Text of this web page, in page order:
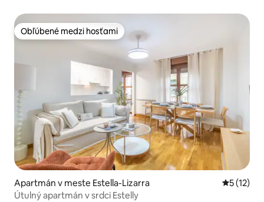
Obľúbené medzi hosťami
Obľúbené medzi hosťami
Apartmán v meste Estella-Lizarra
5 (12)
Útulný apartmán v srdci Estelly